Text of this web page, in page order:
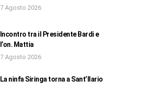
7 Agosto 2026
Incontro tra il Presidente Bardi e
l’on. Mattia
7 Agosto 2026
La ninfa Siringa torna a Sant’Ilario